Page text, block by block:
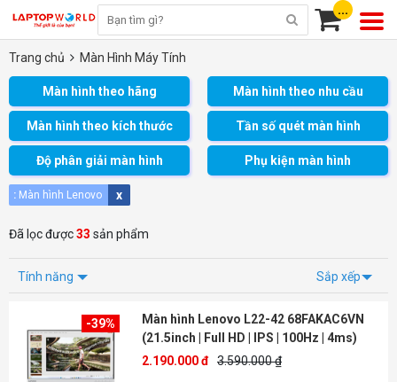
...
Trang chủ Màn Hình Máy Tính
Màn hình theo hãng Màn hình theo nhu cầu
Màn hình theo kích thước Tần số quét màn hình
Độ phân giải màn hình Phụ kiện màn hình
: Màn hình Lenovo x
Đã lọc được33 sản phẩm
Tính năng Sắp xếp
-39%
Màn hình Lenovo L22-42 68FAKAC6VN
(21.5inch | Full HD | IPS | 100Hz | 4ms)
2.190.000 đ 3.590.000 ₫